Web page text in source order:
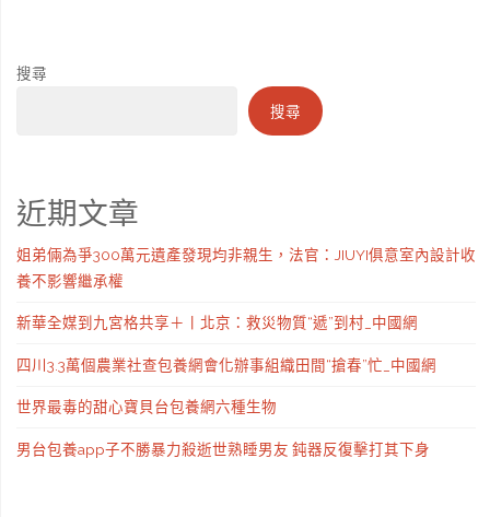
搜尋
搜尋
近期文章
姐弟倆為爭300萬元遺產發現均非親生，法官：JIUYI俱意室內設計收
養不影響繼承權
新華全媒到九宮格共享＋丨北京：救災物質“遞”到村_中國網
四川3.3萬個農業社查包養網會化辦事組織田間“搶春”忙_中國網
世界最毒的甜心寶貝台包養網六種生物
男台包養app子不勝暴力殺逝世熟睡男友 鈍器反復擊打其下身